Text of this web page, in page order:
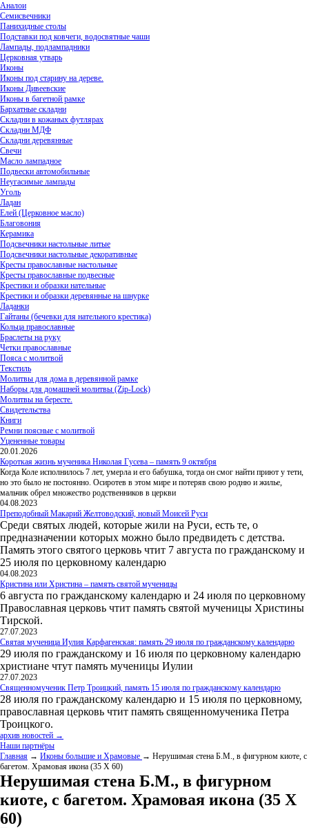
Аналои
Семисвечники
Панихидные столы
Подставки под ковчеги, водосвятные чаши
Лампады, подлампадники
Церковная утварь
Иконы
Иконы под старину на дереве.
Иконы Дивеевские
Иконы в багетной рамке
Бархатные складни
Складни в кожаных футлярах
Складни МДФ
Складни деревянные
Свечи
Масло лампадное
Подвески автомобильные
Неугасимые лампады
Уголь
Ладан
Елей (Церковное масло)
Благовония
Керамика
Подсвечники настольные литые
Подсвечники настольные декоративные
Кресты православные настольные
Кресты православные подвесные
Крестики и образки нательные
Крестики и образки деревянные на шнурке
Ладанки
Гайтаны (бечевки для нательного крестика)
Кольца православные
Браслеты на руку
Четки православные
Пояса с молитвой
Текстиль
Молитвы для дома в деревянной рамке
Наборы для домашней молитвы (Zip-Lock)
Молитвы на бересте.
Свидетельства
Книги
Ремни поясные с молитвой
Уцененные товары
20.01.2026
Короткая жизнь мученика Николая Гусева – память 9 октября
Когда Коле исполнилось 7 лет, умерла и его бабушка, тогда он смог найти приют у тети,
но это было не постоянно. Осиротев в этом мире и потеряв свою родню и жилье,
мальчик обрел множество родственников в церкви
04.08.2023
Преподобный Макарий Желтоводский, новый Моисей Руси
Среди святых людей, которые жили на Руси, есть те, о
предназначении которых можно было предвидеть с детства.
Память этого святого церковь чтит 7 августа по гражданскому и
25 июля по церковному календарю
04.08.2023
Кристина или Христина – память святой мученицы
6 августа по гражданскому календарю и 24 июля по церковному
Православная церковь чтит память святой мученицы Христины
Тирской.
27.07.2023
Святая мученица Иулия Карфагенская: память 29 июля по гражданскому календарю
29 июля по гражданскому и 16 июля по церковному календарю
христиане чтут память мученицы Иулии
27.07.2023
Священномученик Петр Троицкий, память 15 июля по гражданскому календарю
28 июля по гражданскому календарю и 15 июля по церковному,
православная церковь чтит память священномученика Петра
Троицкого.
архив новостей →
Наши партнёры
Главная → Иконы большие и Храмовые → Нерушимая стена Б.М., в фигурном киоте, с
багетом. Храмовая икона (35 Х 60)
Нерушимая стена Б.М., в фигурном
киоте, с багетом. Храмовая икона (35 Х
60)